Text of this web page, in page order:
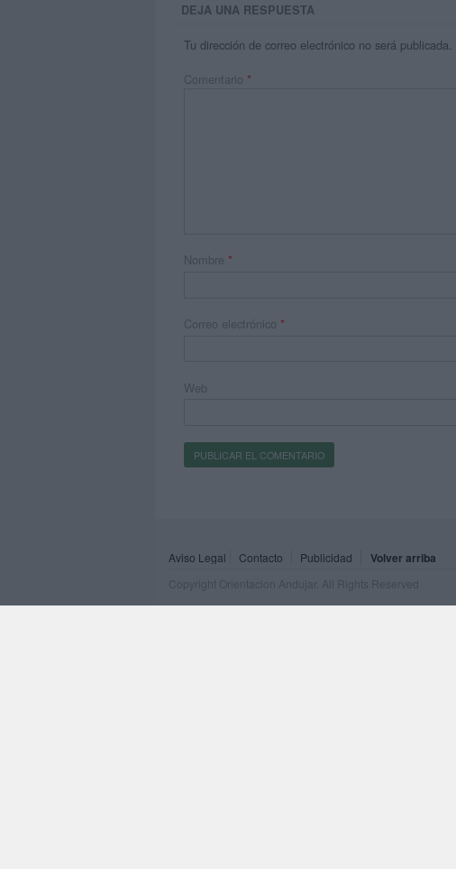
DEJA UNA RESPUESTA
Tu dirección de correo electrónico no será publicada.
Comentario *
Nombre *
Correo electrónico *
Web
Aviso Legal Contacto Publicidad Volver arriba